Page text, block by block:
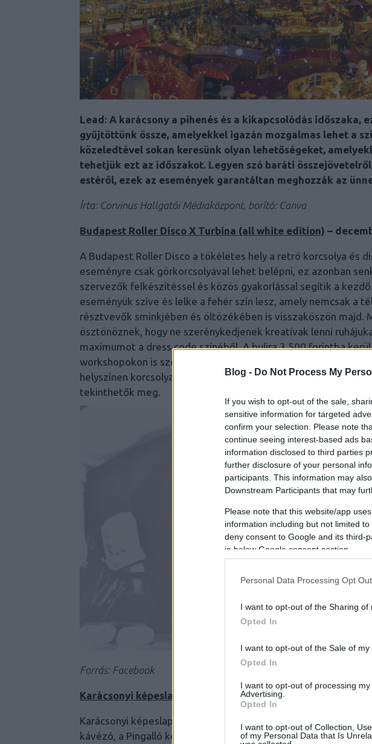
Blog - Do Not Process My
If you wish to opt-out of the sale,
sensitive information for targeted
confirm your selection. Please note
continue seeing interest-based ads
information disclosed to third parties
further disclosure of your personal
participants. This information may
Downstream Participants that may
Please note that this website/app
information including but not limited
deny consent to Google and its third-
in below Google consent section.
Personal Data Processing Opt
I want to opt-out of the Sharing of
Opted In
I want to opt-out of the Sale of my
Opted In
I want to opt-out of processing
Advertising.
Opted In
I want to opt-out of Collection,
of my Personal Data that Is
Lead: A karácsony a pihenés és a kikapcsolódás időszaka,
gyűjtöttünk össze, amelyekkel igazán mozgalmas lehet a
közeledtével sokan keresünk olyan lehetőségeket,
tehetjük ezt az időszakot. Legyen szó baráti
estéről, ezek az események garantáltan meghozzák az
Írta: Corvinus Hallgatói Médiaközpont, borító: Canva
Budapest Roller Disco X Turbina (all white edition) –
A Budapest Roller Disco a tökéletes hely a retró korcsolya és
eseményre csak görkorcsolyával lehet belépni, ez azonban
szervezők felkészítéssel és közös gyakorlással segítik a
eseményük szíve és lelke a fehér szín lesz, amely nemcsak a
résztvevők sminkjében és öltözékében is visszaköszön majd.
ösztönöznek, hogy ne szerénykedjenek kreatívak lenni
maximumot a dress code színéből. A bulira 3 500 forintba
workshopokon is szeretnétek részt venni, további 3 500
helyszínen korcsolyabérlésre is lesz lehetőség. További
tekinthetők meg.
Forrás: Facebook
Karácsonyi képeslapfestő műhely a Három Nyulakban
Karácsonyi képeslap festésére ad lehetőséget a Törökbálinton
kávézó, a Pingalló kézműves webshop közreműködésével.